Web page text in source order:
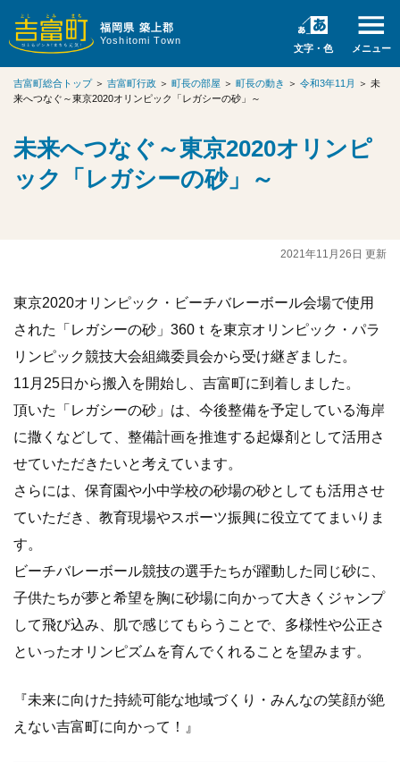
福岡県 築上郡
Yoshitomi Town
文字・色 メニュー
吉富町総合トップ＞ 吉富町行政 ＞ 町長の部屋 ＞ 町長の動き ＞ 令和3年11月 ＞ 未
来へつなぐ～東京2020オリンピック「レガシーの砂」～
未来へつなぐ～東京2020オリンピ
ック「レガシーの砂」～
2021年11月26日 更新
東京2020オリンピック・ビーチバレーボール会場で使用
された「レガシーの砂」360ｔを東京オリンピック・パラ
リンピック競技大会組織委員会から受け継ぎました。
11月25日から搬入を開始し、吉富町に到着しました。
頂いた「レガシーの砂」は、今後整備を予定している海岸
に撒くなどして、整備計画を推進する起爆剤として活用さ
せていただきたいと考えています。
さらには、保育園や小中学校の砂場の砂としても活用させ
ていただき、教育現場やスポーツ振興に役立ててまいりま
す。
ビーチバレーボール競技の選手たちが躍動した同じ砂に、
子供たちが夢と希望を胸に砂場に向かって大きくジャンプ
して飛び込み、肌で感じてもらうことで、多様性や公正さ
といったオリンピズムを育んでくれることを望みます。
『未来に向けた持続可能な地域づくり・みんなの笑顔が絶
えない吉富町に向かって！』